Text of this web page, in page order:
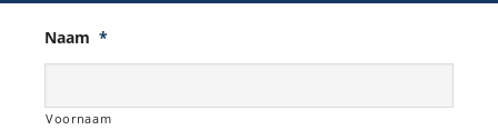
Naam *
Voornaam